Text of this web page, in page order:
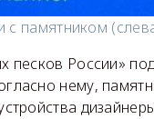
памятником
песков России»
нему,